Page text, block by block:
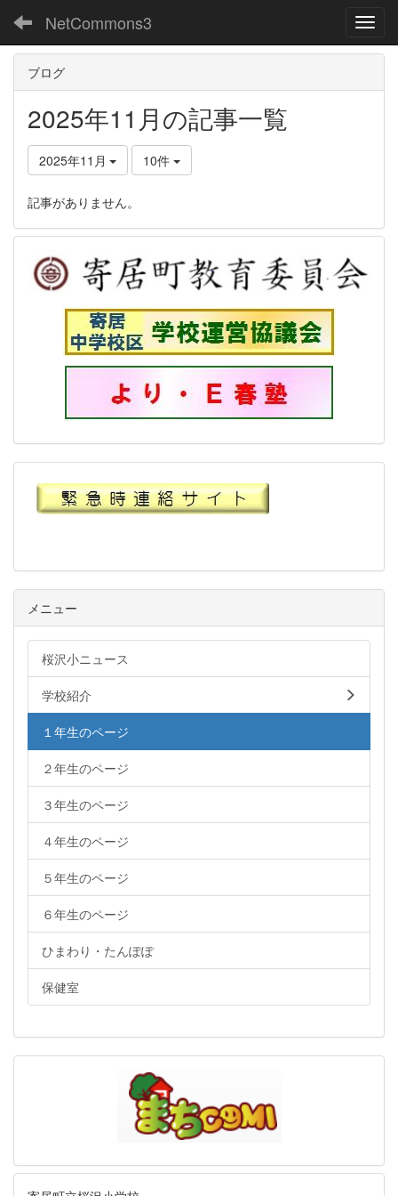
NetCommons3
ブログ
2025年11月の記事一覧
2025年11月 10件
記事がありません。
メニュー
桜沢小ニュース
学校紹介
１年生のページ
２年生のページ
３年生のページ
４年生のページ
５年生のページ
６年生のページ
ひまわり・たんぽぽ
保健室